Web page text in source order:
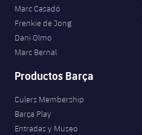
Marc Casadó
Frenkie de Jong
Dani Olmo
Marc Bernal
Productos Barça
Culers Membership
Barça Play
Entradas y Museo